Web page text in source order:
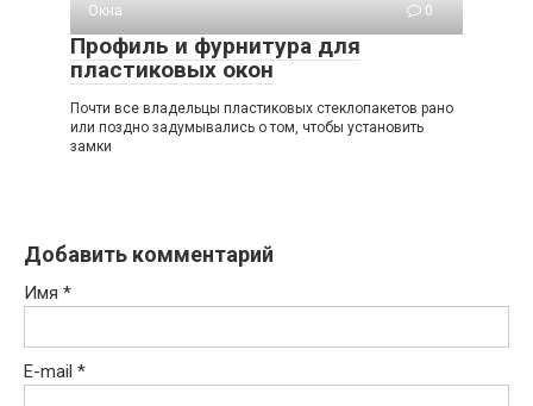
Окна
0
Профиль и фурнитура для
пластиковых окон
Почти все владельцы пластиковых стеклопакетов рано
или поздно задумывались о том, чтобы установить
замки
Добавить комментарий
Имя *
E-mail *